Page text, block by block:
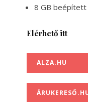
8 GB
Elérhető itt
ALZA.HU